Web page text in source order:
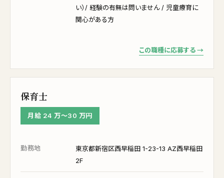
い）/ 経験の有無は問いません / 児童療育に
関心がある方
この職種に応募する →
保育士
月給 24 万〜30 万円
勤務地
東京都新宿区西早稲田 1-23-13 AZ西早稲田
2F